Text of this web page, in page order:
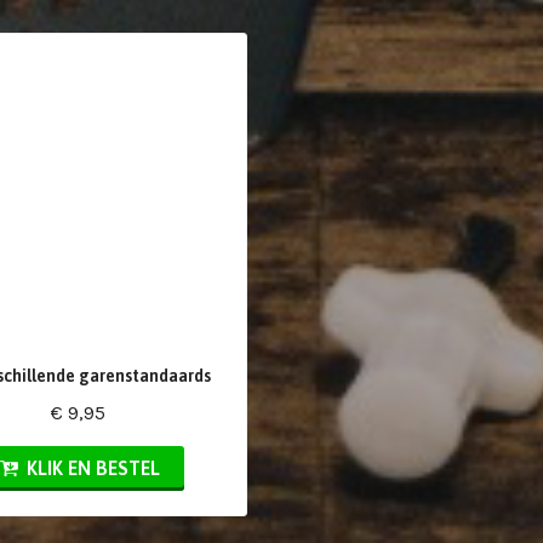
garenstandaards
€ 9,95
KLIK EN BESTEL